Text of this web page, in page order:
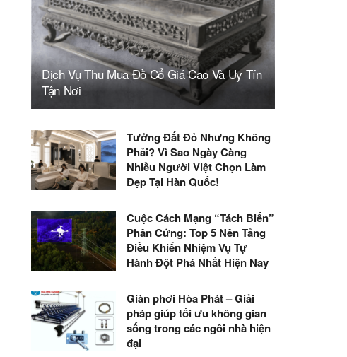
Dịch Vụ Thu Mua Đồ Cổ Giá Cao Và Uy Tín
Tận Nơi
Tưởng Đắt Đỏ Nhưng Không
Phải? Vì Sao Ngày Càng
Nhiều Người Việt Chọn Làm
Đẹp Tại Hàn Quốc!
Cuộc Cách Mạng “Tách Biến”
Phần Cứng: Top 5 Nền Tảng
Điều Khiển Nhiệm Vụ Tự
Hành Đột Phá Nhất Hiện Nay
Giàn phơi Hòa Phát – Giải
pháp giúp tối ưu không gian
sống trong các ngôi nhà hiện
đại